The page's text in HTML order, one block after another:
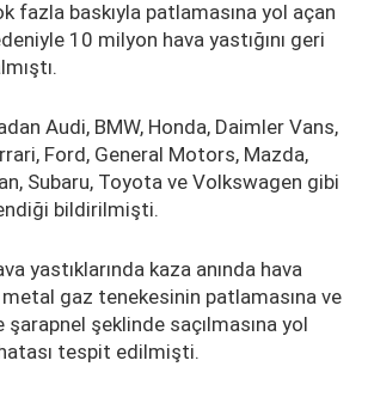
fazla baskıyla patlamasına yol açan
10 milyon hava yastığını geri
Audi, BMW, Honda, Daimler Vans,
Ford, General Motors, Mazda,
Subaru, Toyota ve Volkswagen gibi
bildirilmişti.
yastıklarında kaza anında hava
metal gaz tenekesinin patlamasına ve
şeklinde saçılmasına yol
tespit edilmişti.